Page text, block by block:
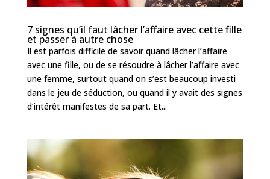
7 signes qu’il faut lâcher l’affaire avec cette fille
et passer à autre chose
Il est parfois difficile de savoir quand lâcher l’affaire
avec une fille, ou de se résoudre à lâcher l’affaire avec
une femme, surtout quand on s’est beaucoup investi
dans le jeu de séduction, ou quand il y avait des signes
d’intérêt manifestes de sa part. Et...